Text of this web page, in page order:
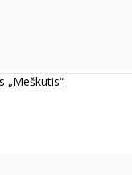
„Meškutis“